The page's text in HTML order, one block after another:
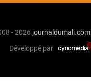
- 2026 journaldumali.com
Développé par